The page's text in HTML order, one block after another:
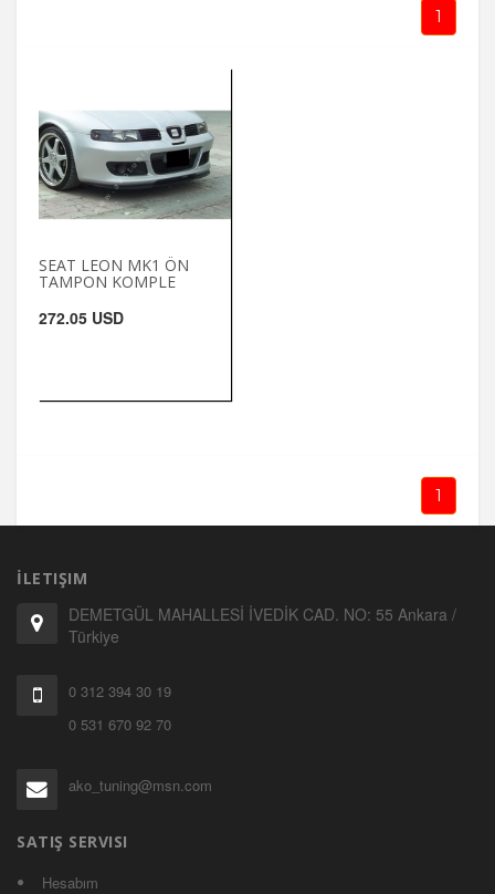
1
SEAT LEON MK1 ÖN
TAMPON KOMPLE
272.05 USD
1
İLETIŞIM
DEMETGÜL MAHALLESİ İVEDİK CAD. NO: 55 Ankara /
Türkiye
0 312 394 30 19
0 531 670 92 70
ako_tuning@msn.com
SATIŞ SERVISI
Hesabım